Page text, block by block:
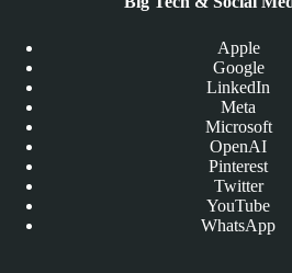
Apple
Google
LinkedIn
Meta
Microsoft
OpenAI
Pinterest
Twitter
YouTube
WhatsApp